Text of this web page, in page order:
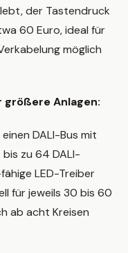
der Tastendruck
60 Euro, ideal für
möglich
Anlagen:
DALI-Bus mit
zu 64 DALI-
LED-Treiber
für jeweils 30 bis 60
ab acht Kreisen